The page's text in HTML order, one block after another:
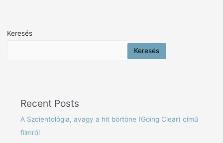
Keresés
Keresés
Recent Posts
A Szcientológia, avagy a hit börtöne (Going Clear) című
filmről